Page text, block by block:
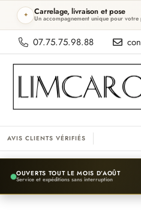
✦ Carrelage, livraison et pose
Un accompagnement unique pour
07.75.75.98.88
AVIS CLIENTS VÉRIFIÉS
OUVERTS TOUT LE MOIS D’AOÛT
Service et expéditions sans interruption